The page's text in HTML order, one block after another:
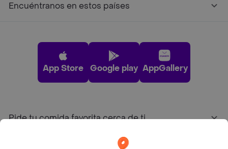
Encuéntranos en estos países
App Store Google play AppGallery
Pide tu comida favorita cerca de ti